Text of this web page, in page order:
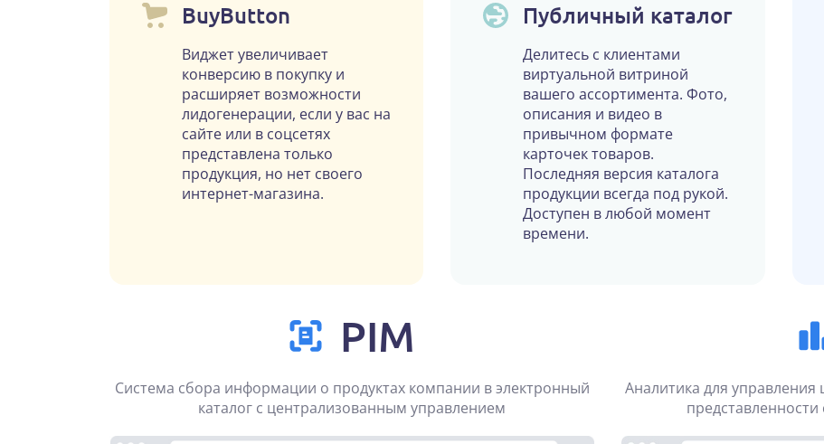
BuyButton
Виджет увеличивает
конверсию в покупку и
расширяет возможности
лидогенерации, если у вас на
сайте или в соцсетях
представлена только
продукция, но нет своего
интернет-магазина.
Публичный каталог
Делитесь с клиентами
виртуальной витриной
вашего ассортимента. Фото,
описания и видео в
привычном формате
карточек товаров.
Последняя версия каталога
продукции всегда под рукой.
Доступен в любой момент
времени.
PIM
Система сбора информации о продуктах компании в электронный
каталог с централизованным управлением
Аналитика для